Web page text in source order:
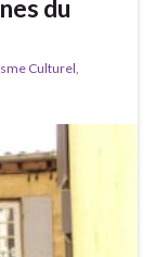
du
Culturel,